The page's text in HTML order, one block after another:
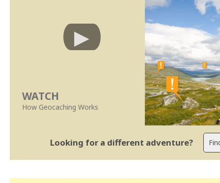
WATCH
How Geocaching Works
Looking for a different adventure?